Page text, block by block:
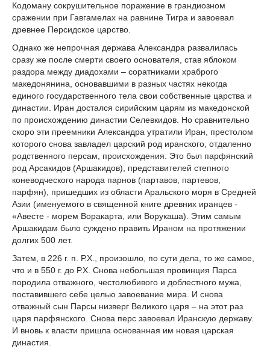
Кодоману сокрушительное поражение в грандиозном
сражении при Гавгамелах на равнине Тигра и завоевал
древнее Персидское царство.
Однако же непрочная держава Александра развалилась
сразу же после смерти своего основателя, став яблоком
раздора между диадохами – соратниками храброго
македонянина, основавшими в разных частях некогда
единого государственного тела свои собственные царства и
династии. Иран достался сирийским царям из македонской
по происхождению династии Селевкидов. Но сравнительно
скоро эти преемники Александра утратили Иран, престолом
которого снова завладел царский род иранского, отдаленно
родственного персам, происхождения. Это был парфянский
род Арсакидов (Аршакидов), представителей степного
коневодческого народа парнов (партавов, партевов,
парфян), пришедших из области Аральского моря в Средней
Азии (именуемого в священной книге древних иранцев -
«Авесте - морем Воракарта, или Ворукаша). Этим самым
Аршакидам было суждено править Ираном на протяжении
долгих 500 лет.
Затем, в 226 г. п. Р.Х., произошло, по сути дела, то же самое,
что и в 550 г. до Р.Х. Снова небольшая провинция Парса
породила отважного, честолюбивого и доблестного мужа,
поставившего себе целью завоевание мира. И снова
отважный сын Парсы низверг Великого царя – на этот раз
царя парфянского. Снова перс завоевал Иранскую державу.
И вновь к власти пришла основанная им новая царская
династия.